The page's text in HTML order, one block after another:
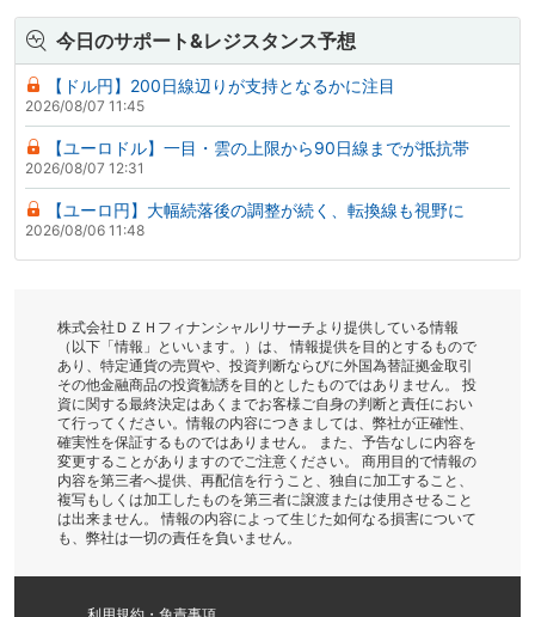
今日のサポート&レジスタンス予想
【ドル円】200日線辺りが支持となるかに注目
2026/08/07 11:45
【ユーロドル】一目・雲の上限から90日線までが抵抗帯
2026/08/07 12:31
【ユーロ円】大幅続落後の調整が続く、転換線も視野に
2026/08/06 11:48
株式会社ＤＺＨフィナンシャルリサーチより提供している情報
（以下「情報」といいます。）は、 情報提供を目的とするもので
あり、特定通貨の売買や、投資判断ならびに外国為替証拠金取引
その他金融商品の投資勧誘を目的としたものではありません。 投
資に関する最終決定はあくまでお客様ご自身の判断と責任におい
て行ってください。情報の内容につきましては、弊社が正確性、
確実性を保証するものではありません。 また、予告なしに内容を
変更することがありますのでご注意ください。 商用目的で情報の
内容を第三者へ提供、再配信を行うこと、独自に加工すること、
複写もしくは加工したものを第三者に譲渡または使用させること
は出来ません。 情報の内容によって生じた如何なる損害について
も、弊社は一切の責任を負いません。